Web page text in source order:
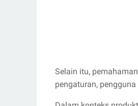
Selain itu,
pengaturan,